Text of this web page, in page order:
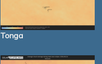
Tonga